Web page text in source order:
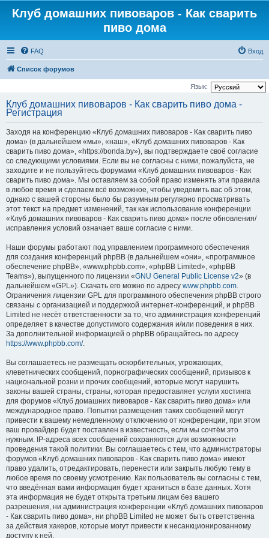
Клуб домашних пивоваров - Как cварить
пиво дома
FAQ Вход
Список форумов
Язык:
Клуб домашних пивоваров - Как cварить пиво дома -
Регистрация
Заходя на конференцию «Клуб домашних пивоваров - Как cварить пиво
дома» (в дальнейшем «мы», «наш», «Клуб домашних пивоваров - Как
cварить пиво дома», «https://bonda.by»), вы подтверждаете своё согласие
со следующими условиями. Если вы не согласны с ними, пожалуйста, не
заходите и не пользуйтесь форумами «Клуб домашних пивоваров - Как
cварить пиво дома». Мы оставляем за собой право изменять эти правила
в любое время и сделаем всё возможное, чтобы уведомить вас об этом,
однако с вашей стороны было бы разумным регулярно просматривать
этот текст на предмет изменений, так как использование конференции
«Клуб домашних пивоваров - Как cварить пиво дома» после обновления/
исправления условий означает ваше согласие с ними.
Наши форумы работают под управлением программного обеспечения
для создания конференций phpBB (в дальнейшем «они», «программное
обеспечение phpBB», «www.phpbb.com», «phpBB Limited», «phpBB
Teams»), выпущенного по лицензии «GNU General Public License v2» (в
дальнейшем «GPL»). Скачать его можно по адресу www.phpbb.com.
Ограничения лицензии GPL для программного обеспечения phpBB строго
связаны с организацией и поддержкой интернет-конференций, и phpBB
Limited не несёт ответственности за то, что администрация конференций
определяет в качестве допустимого содержания и/или поведения в них.
За дополнительной информацией о phpBB обращайтесь по адресу
https://www.phpbb.com/.
Вы соглашаетесь не размещать оскорбительных, угрожающих,
клеветнических сообщений, порнографических сообщений, призывов к
национальной розни и прочих сообщений, которые могут нарушить
законы вашей страны, страны, которая предоставляет услуги хостинга
для форумов «Клуб домашних пивоваров - Как cварить пиво дома» или
международное право. Попытки размещения таких сообщений могут
привести к вашему немедленному отключению от конференции, при этом
ваш провайдер будет поставлен в известность, если мы сочтём это
нужным. IP-адреса всех сообщений сохраняются для возможности
проведения такой политики. Вы соглашаетесь с тем, что администраторы
форумов «Клуб домашних пивоваров - Как cварить пиво дома» имеют
право удалить, отредактировать, перенести или закрыть любую тему в
любое время по своему усмотрению. Как пользователь вы согласны с тем,
что введённая вами информация будет храниться в базе данных. Хотя
эта информация не будет открыта третьим лицам без вашего
разрешения, ни администрация конференции «Клуб домашних пивоваров
- Как cварить пиво дома», ни phpBB Limited не может быть ответственна
за действия хакеров, которые могут привести к несанкционированному
доступу к ней.